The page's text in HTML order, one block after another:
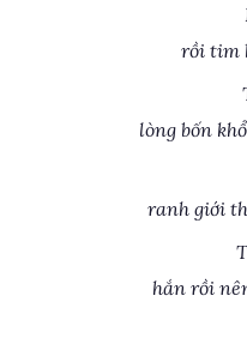
rồi tim
lòng bốn
ranh giới
hắn rồi